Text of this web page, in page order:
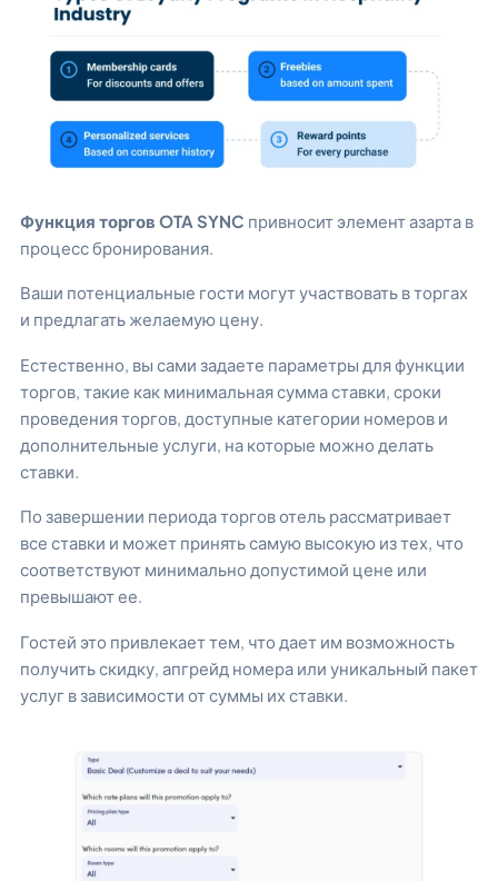
Функция торгов OTA SYNC привносит элемент азарта в
процесс бронирования.
Ваши потенциальные гости могут участвовать в торгах
и предлагать желаемую цену.
Естественно, вы сами задаете параметры для функции
торгов, такие как минимальная сумма ставки, сроки
проведения торгов, доступные категории номеров и
дополнительные услуги, на которые можно делать
ставки.
По завершении периода торгов отель рассматривает
все ставки и может принять самую высокую из тех, что
соответствуют минимально допустимой цене или
превышают ее.
Гостей это привлекает тем, что дает им возможность
получить скидку, апгрейд номера или уникальный пакет
услуг в зависимости от суммы их ставки.